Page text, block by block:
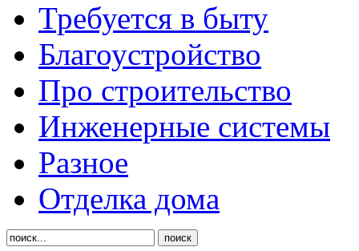
Требуется в быту
Благоустройство
Про строительство
Инженерные системы
Разное
Отделка дома